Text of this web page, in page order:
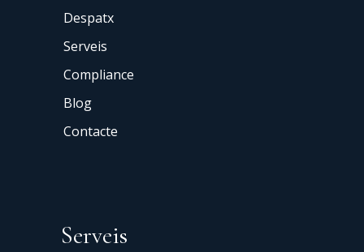
Despatx
Serveis
Compliance
Blog
Contacte
Serveis